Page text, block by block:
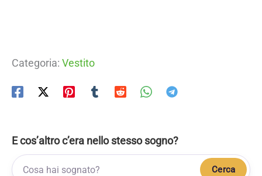
Categoria: Vestito
E cos’altro c’era nello stesso sogno?
Cerca